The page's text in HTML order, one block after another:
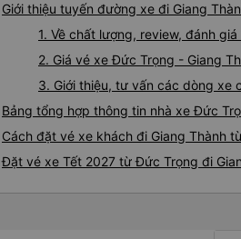
Giới thiệu tuyến đường xe đi Giang
1. Về chất lượng, review, đánh
2. Giá vé xe Đức Trọng - Giang
3. Giới thiệu, tư vấn các dòng xe
Bảng tổng hợp thông tin nhà xe Đức
Cách đặt vé xe khách đi Giang Thành
Đặt vé xe Tết 2027 từ Đức Trọng đi